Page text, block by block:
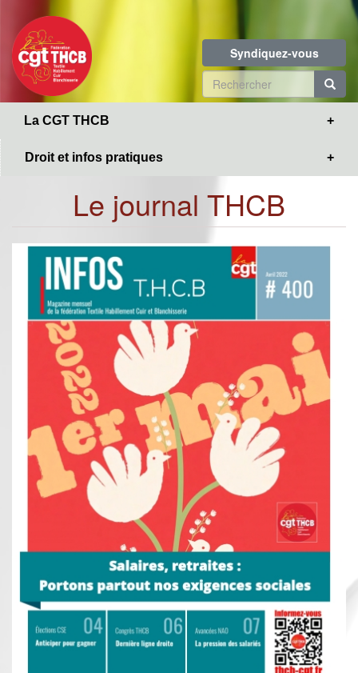
contenu
principal
Syndiquez-vous
Formulaire
de
La CGT THCB
Droit et infos pratiques
Le journal THCB